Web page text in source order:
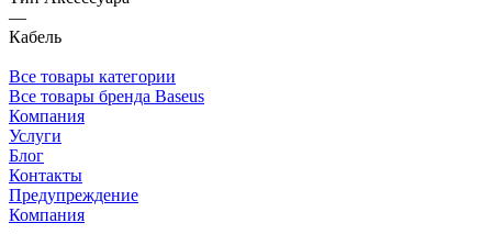
—
Кабель
Все товары категории
Все товары бренда Baseus
Компания
Услуги
Блог
Контакты
Предупреждение
Компания